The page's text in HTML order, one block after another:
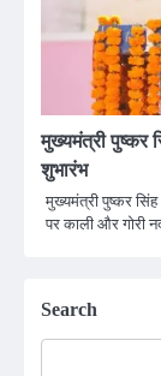
मुख्यमंत्री पुष्कर
शुभारंभ
मुख्यमंत्री पुष्कर सिंह
पर काली और गोरी
Search